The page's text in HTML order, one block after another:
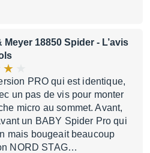
Meyer 18850 Spider - L’avis
PRO qui est identique,
un pas de vis pour monter
micro au sommet. Avant,
un BABY Spider Pro qui
mais bougeait beaucoup
NORD STAG…